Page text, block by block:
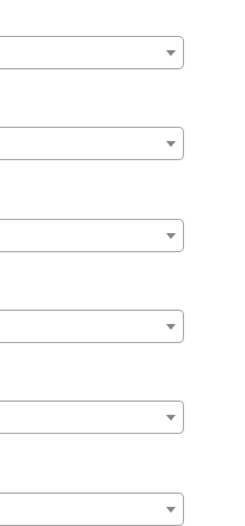
to
our
main
instead.